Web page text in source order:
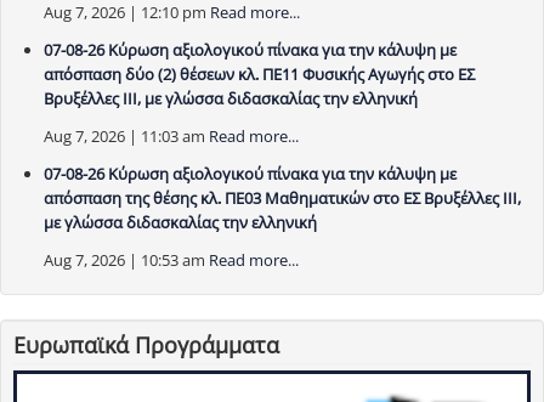
Aug 7, 2026 | 12:10 pm Read more...
07-08-26 Κύρωση αξιολογικού πίνακα για την κάλυψη με
απόσπαση δύο (2) θέσεων κλ. ΠΕ11 Φυσικής Αγωγής στο ΕΣ
Βρυξέλλες ΙΙΙ, με γλώσσα διδασκαλίας την ελληνική
Aug 7, 2026 | 11:03 am Read more...
07-08-26 Κύρωση αξιολογικού πίνακα για την κάλυψη με
απόσπαση της θέσης κλ. ΠΕ03 Μαθηματικών στο ΕΣ Βρυξέλλες ΙΙΙ,
με γλώσσα διδασκαλίας την ελληνική
Aug 7, 2026 | 10:53 am Read more...
Ευρωπαϊκά Προγράμματα